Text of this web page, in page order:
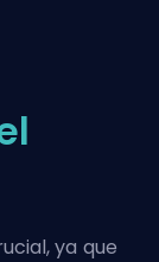
ya que